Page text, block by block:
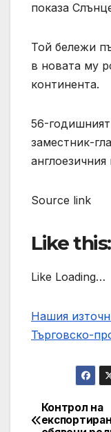
показа
Той бележи
в новата му
континента.
56-
заместник-
англоезичния
Source link
Like this:
Like Loading…
Нашия
Търговско-
Post
Контрол на